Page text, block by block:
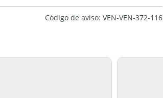
Código de aviso: VEN-VEN-372-116